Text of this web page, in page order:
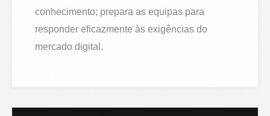
conhecimento; prepara as equipas para
responder eficazmente às exigências do
mercado digital.